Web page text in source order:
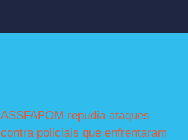
ASSFAPOM repudia ataques
contra policiais que enfrentaram